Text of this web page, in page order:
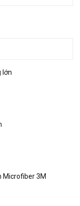
lớn
Microfiber 3M